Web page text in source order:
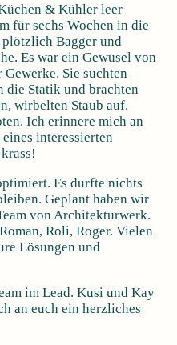
& Kühler leer
für sechs Wochen in die
Bagger und
Es war ein Gewusel von
Sie suchten
die Statik und brachten
wirbelten Staub auf.
Ich erinnere mich an
interessierten
Es durfte nichts
Geplant haben wir
von Architekturwerk.
Roli, Roger. Vielen
Lösungen und
im Lead. Kusi und Kay
an euch ein herzliches